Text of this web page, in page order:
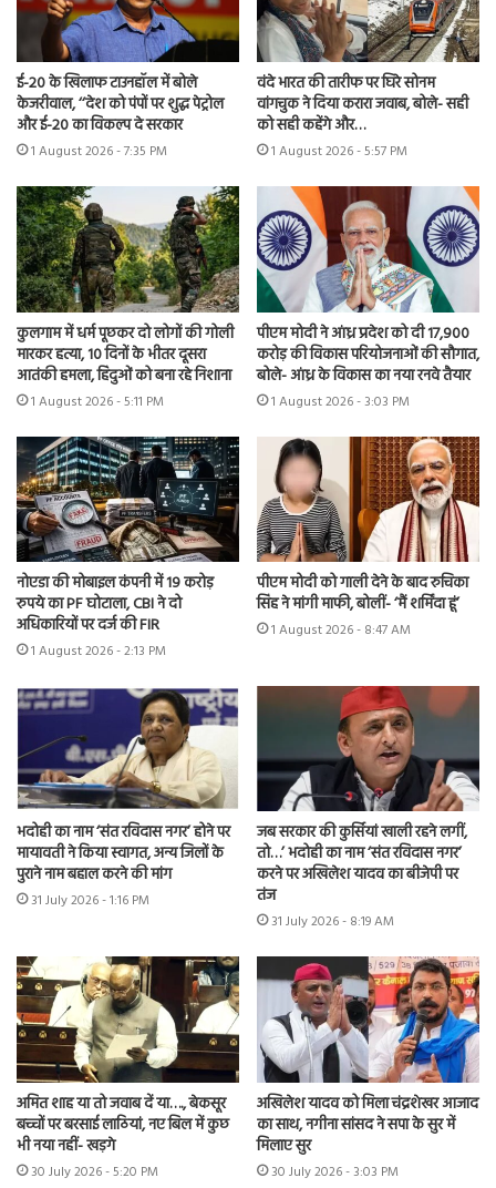
ई-20 के खिलाफ टाउनहॉल में बोले
केजरीवाल, ‘‘देश को पंपों पर शुद्ध पेट्रोल
और ई-20 का विकल्प दे सरकार
1 August 2026 - 7:35 PM
वंदे भारत की तारीफ पर घिरे सोनम
वांगचुक ने दिया करारा जवाब, बोले- सही
को सही कहेंगे और…
1 August 2026 - 5:57 PM
कुलगाम में धर्म पूछकर दो लोगों की गोली
मारकर हत्या, 10 दिनों के भीतर दूसरा
आतंकी हमला, हिंदुओं को बना रहे निशाना
1 August 2026 - 5:11 PM
पीएम मोदी ने आंध्र प्रदेश को दी 17,900
करोड़ की विकास परियोजनाओं की सौगात,
बोले- आंध्र के विकास का नया रनवे तैयार
1 August 2026 - 3:03 PM
नोएडा की मोबाइल कंपनी में 19 करोड़
रुपये का PF घोटाला, CBI ने दो
अधिकारियों पर दर्ज की FIR
1 August 2026 - 2:13 PM
पीएम मोदी को गाली देने के बाद रुचिका
सिंह ने मांगी माफी, बोलीं- ‘मैं शर्मिंदा हूं’
1 August 2026 - 8:47 AM
भदोही का नाम ‘संत रविदास नगर’ होने पर
मायावती ने किया स्वागत, अन्य जिलों के
पुराने नाम बहाल करने की मांग
31 July 2026 - 1:16 PM
जब सरकार की कुर्सियां खाली रहने लगीं,
तो…’ भदोही का नाम ‘संत रविदास नगर’
करने पर अखिलेश यादव का बीजेपी पर
तंज
31 July 2026 - 8:19 AM
अमित शाह या तो जवाब दें या…., बेकसूर
बच्चों पर बरसाई लाठियां, नए बिल में कुछ
भी नया नहीं- खड़गे
30 July 2026 - 5:20 PM
अखिलेश यादव को मिला चंद्रशेखर आजाद
का साथ, नगीना सांसद ने सपा के सुर में
मिलाए सुर
30 July 2026 - 3:03 PM